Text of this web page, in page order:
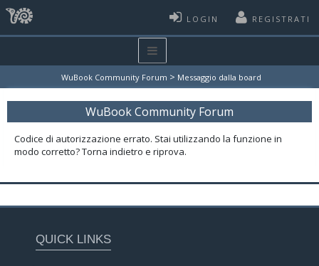
LOGIN REGISTRATI
WuBook Community Forum > Messaggio dalla board
WuBook Community Forum
Codice di autorizzazione errato. Stai utilizzando la funzione in
modo corretto? Torna indietro e riprova.
QUICK LINKS